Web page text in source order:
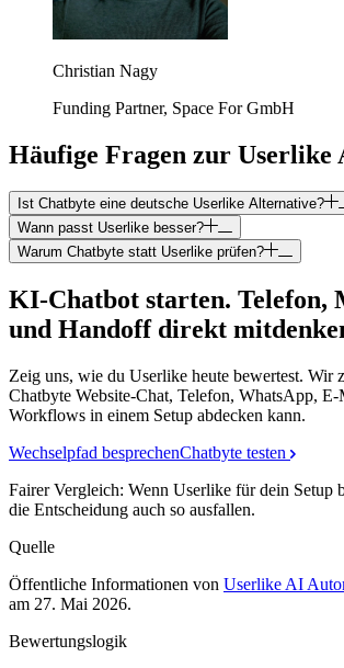
Christian Nagy
Funding Partner, Space For GmbH
Häufige Fragen zur Userlike
Ist Chatbyte eine deutsche Userlike Alternative?
Wann passt Userlike besser?
Warum Chatbyte statt Userlike prüfen?
KI-Chatbot starten. Telefon,
und Handoff direkt
Zeig uns, wie du Userlike heute bewertest. Wir
Chatbyte Website-Chat, Telefon, WhatsApp,
Workflows in einem Setup abdecken kann.
Wechselpfad besprechenChatbyte testen
Fairer Vergleich: Wenn Userlike für dein Setup
die Entscheidung auch so ausfallen.
Quelle
Öffentliche Informationen von Userlike AI
am 27. Mai 2026.
Bewertungslogik